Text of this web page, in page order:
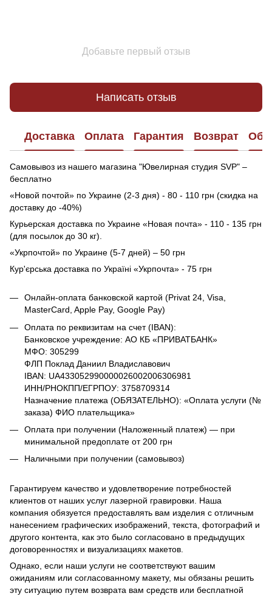
Добавьте первый отзыв
Написать отзыв
Доставка Оплата Гарантия Возврат
Самовывоз из нашего магазина "Ювелирная студия SVP" –
бесплатно
«Новой почтой» по Украине (2-3 дня) - 80 - 110 грн (скидка на
доставку до -40%)
Курьерская доставка по Украине «Новая почта» - 110 - 135 грн
(для посылок до 30 кг).
«Укрпочтой» по Украине (5-7 дней) – 50 грн
Кур'єрська доставка по Україні «Укрпочта» - 75 грн
Онлайн-оплата банковской картой (Privat 24, Visa,
MasterCard, Apple Pay, Google Pay)
Оплата по реквизитам на счет (IBAN):
Банковское учреждение: АО КБ «ПРИВАТБАНК»
МФО: 305299
ФЛП Поклад Даниил Владиславович
IBAN: UA433052990000026002006306981
ИНН/РНОКПП/ЕГРПОУ: 3758709314
Назначение платежа (ОБЯЗАТЕЛЬНО): «Оплата услуги (№
заказа) ФИО плательщика»
Оплата при получении (Наложенный платеж) — при
минимальной предоплате от 200 грн
Наличными при получении (самовывоз)
Гарантируем качество и удовлетворение потребностей
клиентов от наших услуг лазерной гравировки. Наша
компания обязуется предоставлять вам изделия с отличным
нанесением графических изображений, текста, фотографий и
другого контента, как это было согласовано в предыдущих
договоренностях и визуализациях макетов.
Однако, если наши услуги не соответствуют вашим
ожиданиям или согласованному макету, мы обязаны решить
эту ситуацию путем возврата вам средств или бесплатной